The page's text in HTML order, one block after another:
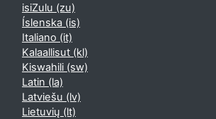
isiZulu ‎(zu)‎
Íslenska ‎(is)‎
Italiano ‎(it)‎
Kalaallisut ‎(kl)‎
Kiswahili ‎(sw)‎
Latin ‎(la)‎
Latviešu ‎(lv)‎
Lietuvių ‎(lt)‎